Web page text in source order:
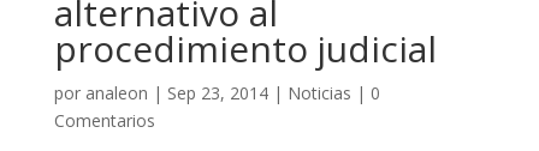
alternativo al
procedimiento judicial
por analeon | Sep 23, 2014| Noticias | 0
Comentarios